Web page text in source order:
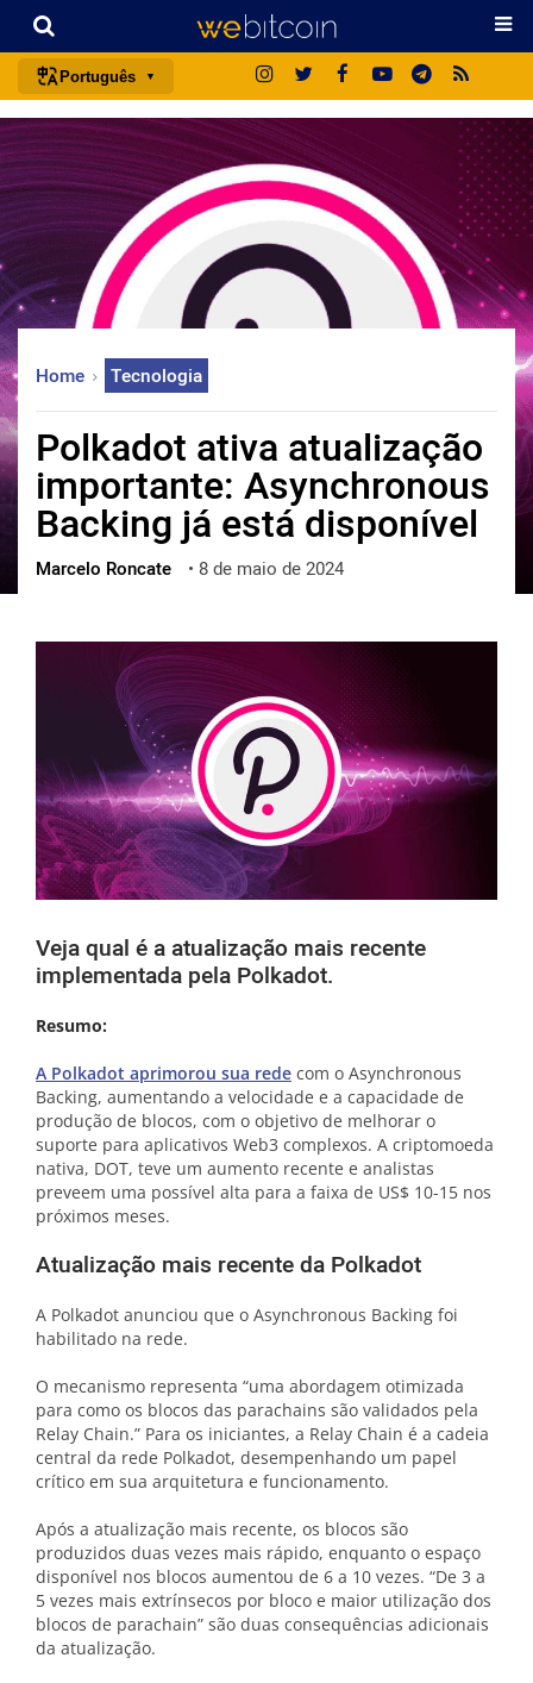
Português
português (BR)
español
français
italiano
deutsch
中文
한국어
العربية
ไทย
ქართული
vietnamese
Home Tecnologia
Polkadot ativa atualização
importante: Asynchronous
Backing já está disponível
Marcelo Roncate • 8 de maio de 2024
Veja qual é a atualização mais recente
implementada pela Polkadot.
Resumo:
A Polkadot aprimorou sua rede com o Asynchronous
Backing, aumentando a velocidade e a capacidade de
produção de blocos, com o objetivo de melhorar o
suporte para aplicativos Web3 complexos. A criptomoeda
nativa, DOT, teve um aumento recente e analistas
preveem uma possível alta para a faixa de US$ 10-15 nos
próximos meses.
Atualização mais recente da Polkadot
A Polkadot anunciou que o Asynchronous Backing foi
habilitado na rede.
O mecanismo representa “uma abordagem otimizada
para como os blocos das parachains são validados pela
Relay Chain.” Para os iniciantes, a Relay Chain é a cadeia
central da rede Polkadot, desempenhando um papel
crítico em sua arquitetura e funcionamento.
Após a atualização mais recente, os blocos são
produzidos duas vezes mais rápido, enquanto o espaço
disponível nos blocos aumentou de 6 a 10 vezes. “De 3 a
5 vezes mais extrínsecos por bloco e maior utilização dos
blocos de parachain” são duas consequências adicionais
da atualização.